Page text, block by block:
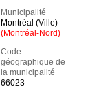
Municipalité
Montréal (Ville)
(Montréal-Nord)
Code
géographique de
la municipalité
66023